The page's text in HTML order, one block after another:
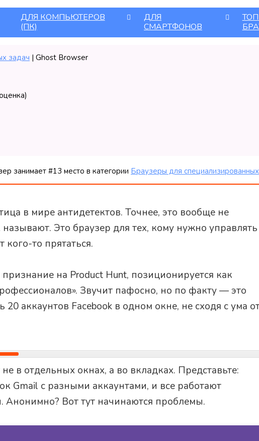
ДЛЯ КОМПЬЮТЕРОВ
(ПК)
ДЛЯ
СМАРТФОНОВ
задач | Ghost Browser
занимает #13 место в категории Браузеры для
в мире антидетектов. Точнее, это вообще не
называют. Это браузер для тех, кому нужно управлять
кого-то прятаться.
на Product Hunt, позиционируется как
Звучит пафосно, но по факту — это
аккаунтов Facebook в одном окне, не сходя с ума
в отдельных окнах, а во вкладках. Представьте:
Gmail с разными аккаунтами, и все работают
Вот тут начинаются проблемы.